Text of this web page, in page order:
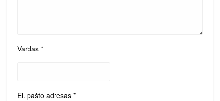
Vardas *
El. pašto adresas *